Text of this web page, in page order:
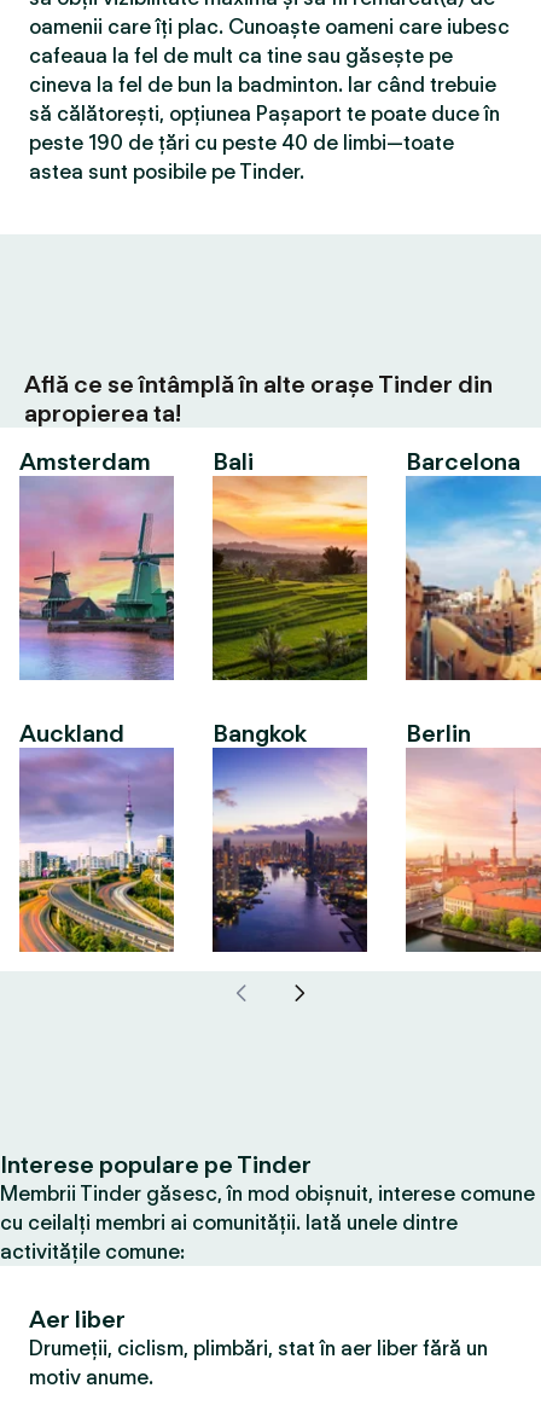
oamenii care îți plac. Cunoaște oameni care iubesc
cafeaua la fel de mult ca tine sau găsește pe
cineva la fel de bun la badminton. Iar când trebuie
să călătorești, opțiunea Pașaport te poate duce în
peste 190 de țări cu peste 40 de limbi—toate
astea sunt posibile pe Tinder.
Află ce se întâmplă în alte orașe Tinder din
apropierea ta!
Amsterdam
Auckland
Bali
Bangkok
Barcelona
Berlin
Interese populare pe Tinder
Membrii Tinder găsesc, în mod obișnuit, interese comune
cu ceilalți membri ai comunității. Iată unele dintre
activitățile comune:
Aer liber
Drumeții, ciclism, plimbări, stat în aer liber fără un
motiv anume.